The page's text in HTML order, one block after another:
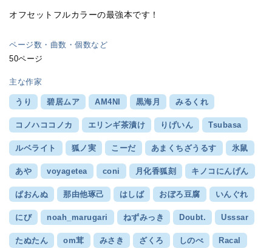
オフセットフルカラーの最強本です！
ページ数・曲数・個数など
50ページ
主な作家
うり 碧居ムア AM4NI 黒海月 みるくれ
コノハココノカ エリンギ茶漬け りげいん Tsubasa
ルベライト 狐ノ実 こーだ あまくちざうるす 氷鼠
あや voyagetea coni 月化香狐刻 キノコにんげん
ぱおんぬ 那由他琢己 はしば おぼろ豆腐 いんぐれ
にび noah_marugari ねずみっき Doubt. Usssar
たぬたん om茸 みさき ざくろ しのべ Racal